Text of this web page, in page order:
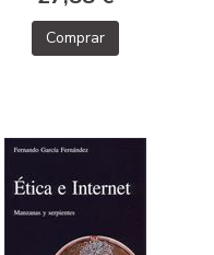
Comprar